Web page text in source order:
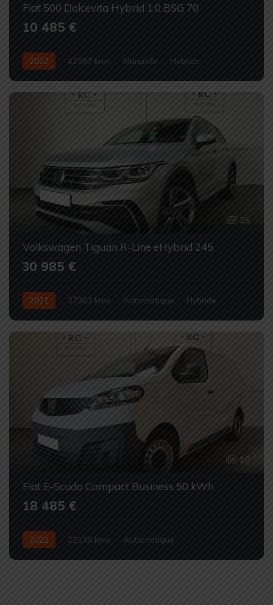
Fiat 500 Dolcevita Hybrid 1.0 BSG 70
10 485 €
2022 42587 kms Manuelle
Hybride
25
Volkswagen Tiguan R-Line eHybrid 245
30 985 €
2021 37363 kms Automatique
Hybride
18
Fiat E-Scudo Compact Business 50 kWh
18 485 €
2022 22136 kms
Automatique